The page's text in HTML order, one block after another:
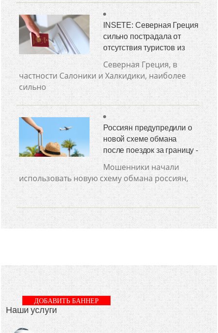
INSETE: Северная Греция
сильно пострадала от
отсутствия туристов из
Северная Греция, в
частности Салоники и Халкидики, наиболее
сильно
Россиян предупредили о
новой схеме обмана
после поездок за границу -
Мошенники начали
использовать новую схему обмана россиян,
Наши услуги
ДОБАВИТЬ БАННЕР